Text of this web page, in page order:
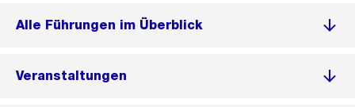
Alle Führungen im Überblick
Veranstaltungen